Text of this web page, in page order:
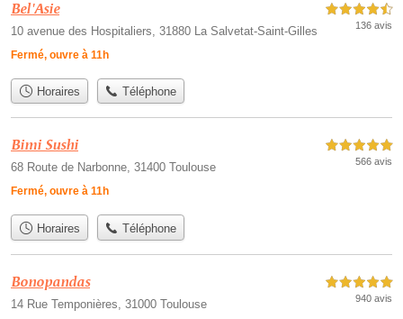
Bel'Asie
10 avenue des Hospitaliers, 31880 La Salvetat-Saint-Gilles
Fermé, ouvre à 11h
4,5 étoiles sur 5
136 avis
Horaires Téléphone
Bimi Sushi
68 Route de Narbonne, 31400 Toulouse
Fermé, ouvre à 11h
5,0 étoiles sur 5
566 avis
Horaires Téléphone
Bonopandas
14 Rue Temponières, 31000 Toulouse
5,0 étoiles sur 5
940 avis